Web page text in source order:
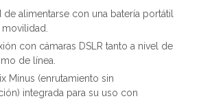
de alimentarse con una batería portátil
con cámaras DSLR tanto a nivel de
de línea.
Minus (enrutamiento sin
integrada para su uso con